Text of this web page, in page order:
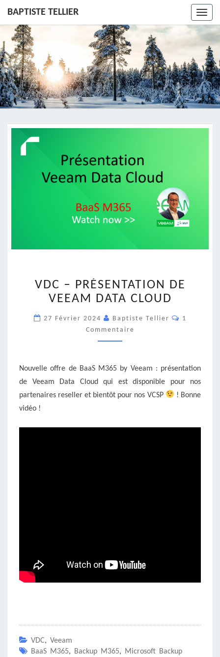
BAPTISTE TELLIER
–
PRÉSENTATION
VEEAM
DATA
VDC – PRÉSENTATION DE
VEEAM DATA CLOUD
27 Février 2024 Baptiste Tellier
1
Commentaire
Nouvelle offre de BaaS M365 by Veeam : présentation
de Veeam Data Cloud qui est disponible pour nos
partenaires reseller et bientôt pour nos VCSP
! Bonne
vidéo !
VDC, Veeam
BaaS M365, Backup M365,
Microsoft Backup